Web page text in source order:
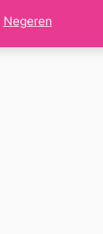
Negeren